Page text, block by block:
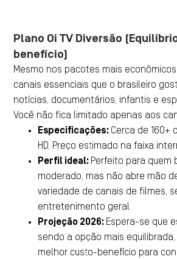
Plano Oi TV Diversão
benefício)
Mesmo nos pacotes mais
canais essenciais que o brasileiro
notícias, documentários, infantis e
Você não fica limitado apenas aos
Especificações: Cerca de 160+
HD. Preço estimado na faixa
Perfil ideal: Perfeito para quem
moderado, mas não abre mão
variedade de canais de filmes,
entretenimento geral.
Projeção 2026: Espera-se que
sendo a opção mais
melhor custo-benefício para